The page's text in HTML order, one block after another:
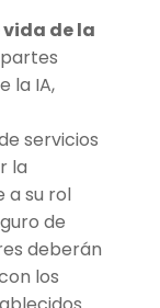
de la
partes
la IA,
servicios
la
a su rol
de
deberán
los